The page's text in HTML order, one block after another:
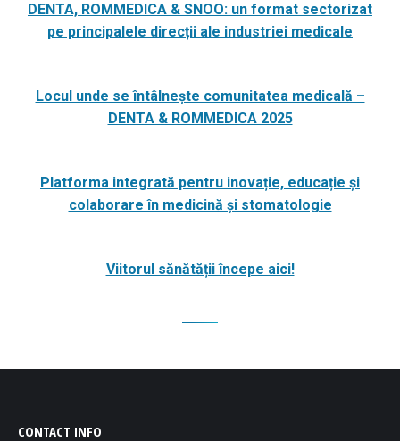
DENTA, ROMMEDICA & SNOO: un format sectorizat
pe principalele direcții ale industriei medicale
Locul unde se întâlnește comunitatea medicală –
DENTA & ROMMEDICA 2025
Platforma integrată pentru inovație, educație și
colaborare în medicină și stomatologie
Viitorul sănătății începe aici!
CONTACT INFO